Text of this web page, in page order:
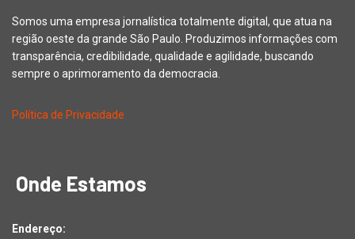
Somos uma empresa jornalística totalmente digital, que atua na
região oeste da grande São Paulo. Produzimos informações com
transparência, credibilidade, qualidade e agilidade, buscando
sempre o aprimoramento da democracia.
Política de Privacidade
Onde Estamos
Endereço: